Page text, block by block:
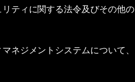
ティに関する法令及びその他の
ネジメントシステムについて、